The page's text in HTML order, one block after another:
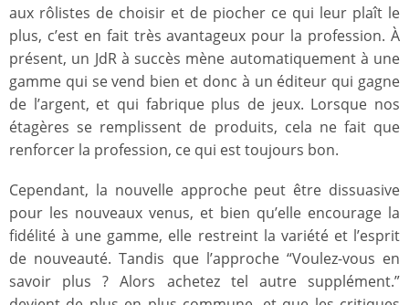
aux rôlistes de choisir et de piocher ce qui leur plaît le
plus, c’est en fait très avantageux pour la profession. À
présent, un JdR à succès mène automatiquement à une
gamme qui se vend bien et donc à un éditeur qui gagne
de l’argent, et qui fabrique plus de jeux. Lorsque nos
étagères se remplissent de produits, cela ne fait que
renforcer la profession, ce qui est toujours bon.
Cependant, la nouvelle approche peut être dissuasive
pour les nouveaux venus, et bien qu’elle encourage la
fidélité à une gamme, elle restreint la variété et l’esprit
de nouveauté. Tandis que l’approche “Voulez-vous en
savoir plus ? Alors achetez tel autre supplément.”